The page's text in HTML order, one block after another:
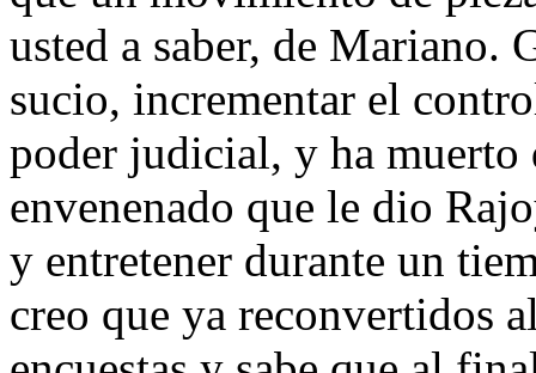
usted a saber, de Mariano.
sucio, incrementar el
poder judicial, y ha muerto
envenenado que le dio
y entretener durante un
creo que ya reconvertidos